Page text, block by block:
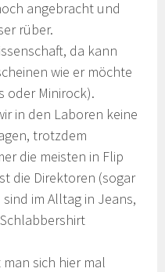
angebracht und
rüber.
da kann
wie er möchte
oder Minirock).
in den Laboren keine
trotzdem
die meisten in Flip
die Direktoren (sogar
im Alltag in Jeans,
sich hier mal